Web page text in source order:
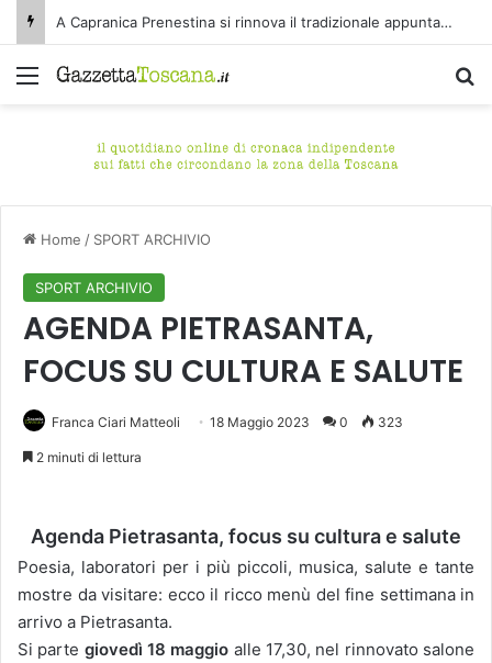
A Capranica Prenestina si rinnova il tradizionale appuntamento con il Concerto di Ferragosto presso il Tempio della Maddalena.
Menu
Home / SPORT ARCHIVIO
SPORT ARCHIVIO
AGENDA PIETRASANTA,
FOCUS SU CULTURA E SALUTE
Franca Ciari Matteoli 18 Maggio 2023 0 323
2 minuti di lettura
Agenda Pietrasanta, focus su cultura e salute
Poesia, laboratori per i più piccoli, musica, salute e tante
mostre da visitare: ecco il ricco menù del fine settimana in
arrivo a Pietrasanta.
Si parte giovedì 18 maggio alle 17,30, nel rinnovato salone